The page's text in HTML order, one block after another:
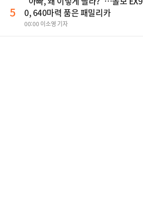
5
0, 640마력 품은 패밀리카
00:00 이소영 기자